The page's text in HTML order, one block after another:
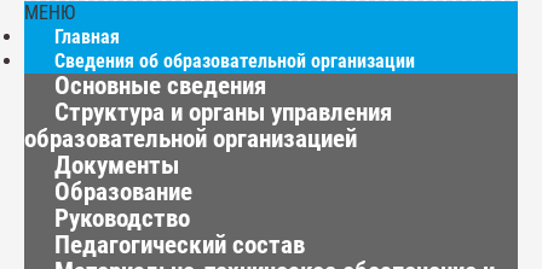
МЕНЮ
Главная
Сведения об образовательной организации
Основные сведения
Структура и органы управления
образовательной организацией
Документы
Образование
Руководство
Педагогический состав